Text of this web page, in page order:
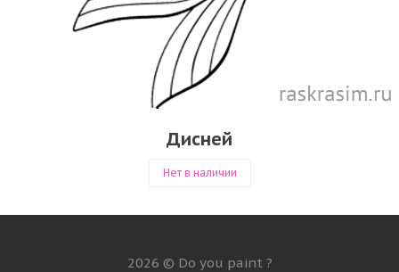
Дисней
Нет в наличии
2026 © Do you paint ?